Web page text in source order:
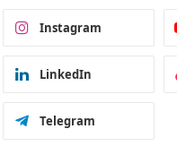
Instagram
LinkedIn
Telegram